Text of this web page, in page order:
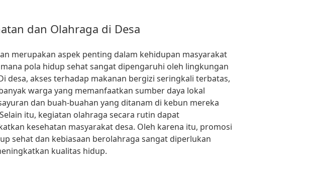
dan Olahraga di Desa
merupakan aspek penting dalam kehidupan masyarakat
pola hidup sehat sangat dipengaruhi oleh lingkungan
desa, akses terhadap makanan bergizi seringkali terbatas,
warga yang memanfaatkan sumber daya lokal
dan buah-buahan yang ditanam di kebun mereka
itu, kegiatan olahraga secara rutin dapat
kesehatan masyarakat desa. Oleh karena itu, promosi
sehat dan kebiasaan berolahraga sangat diperlukan
kualitas hidup.